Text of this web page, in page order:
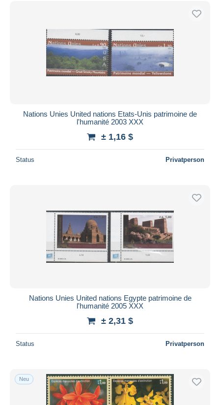
Zahlungsmethoden
PayPal
Banküberweisung
Visa
Maestro
Gesamte Auswahl aufheben
Wohnsitz des Verkäufers
Übernehmen
Nations Unies United nations Etats-Unis patrimoine de
l'humanité 2003 XXX
± 1,16 $
Status Privatperson
Nations Unies United nations Egypte patrimoine de
l'humanité 2005 XXX
± 2,31 $
Status Privatperson
Neu